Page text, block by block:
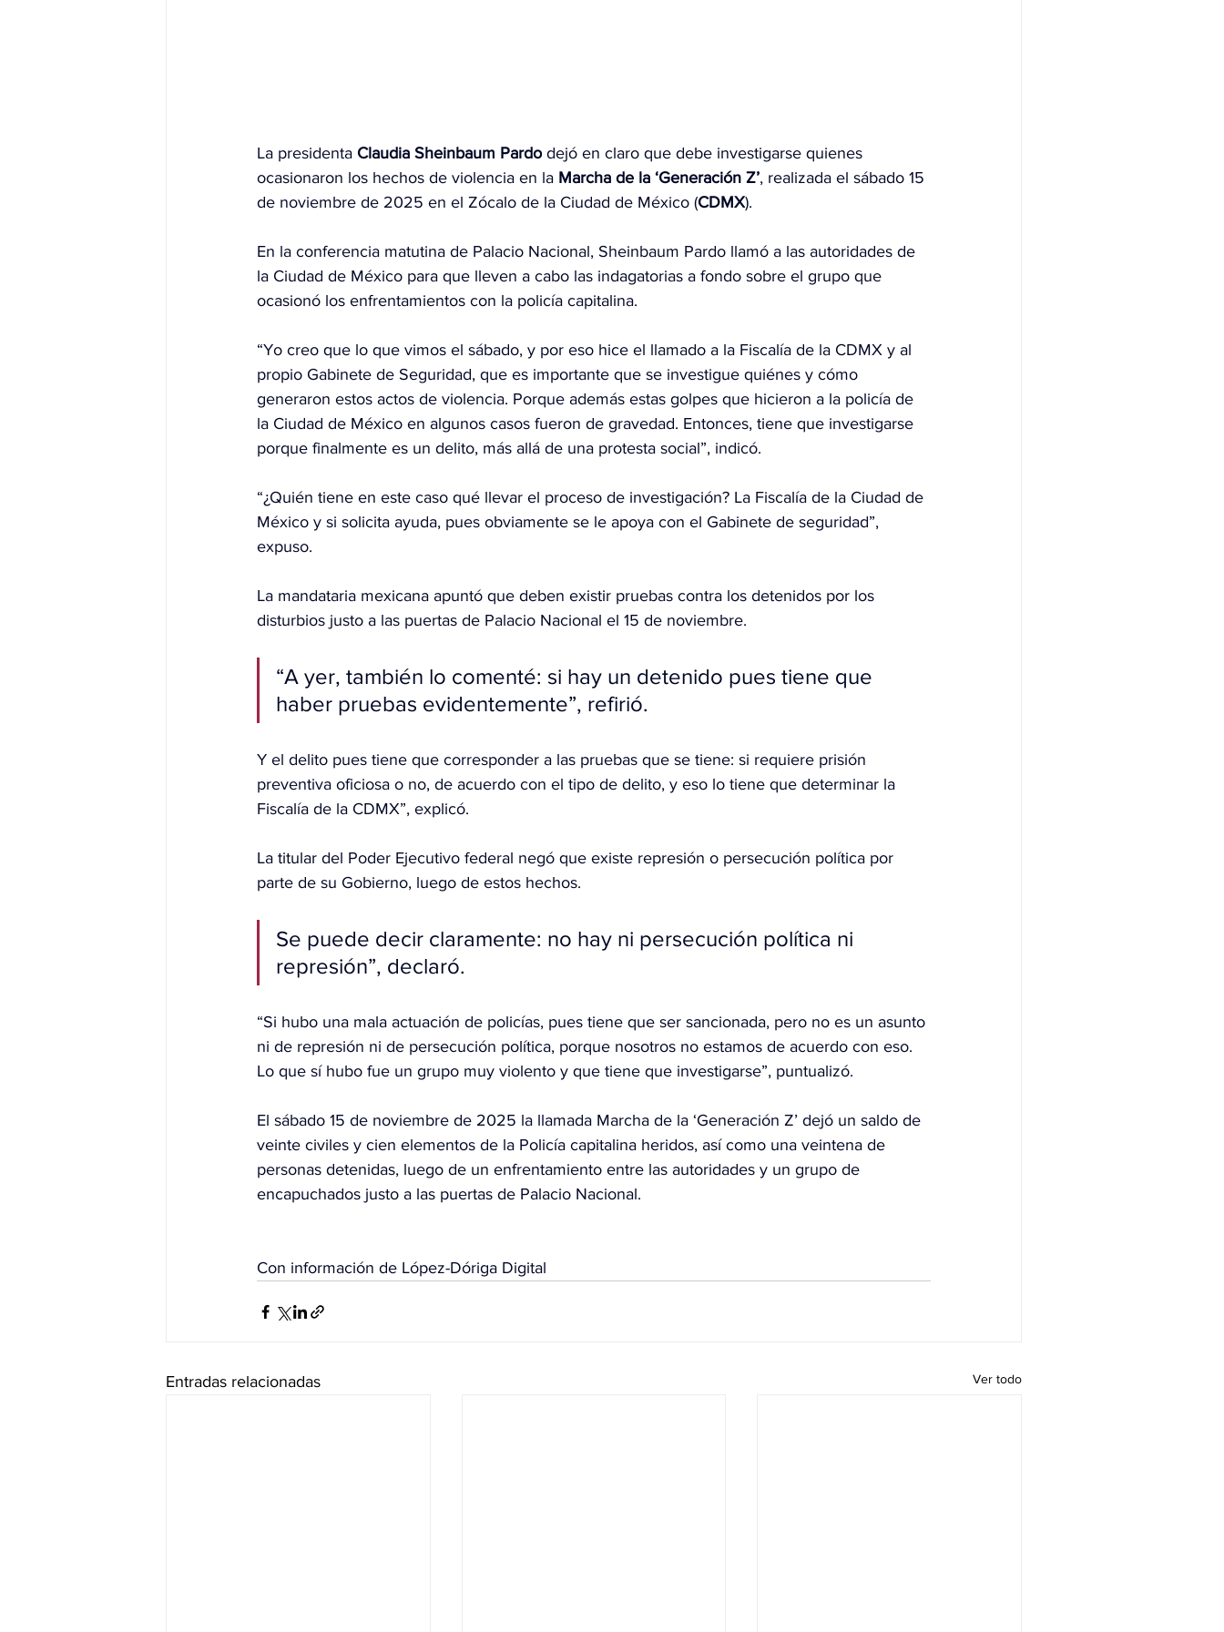
La presidenta Claudia Sheinbaum Pardo dejó en claro que debe investigarse quienes
ocasionaron los hechos de violencia en la Marcha de la ‘Generación Z’, realizada el sábado 15
de noviembre de 2025 en el Zócalo de la Ciudad de México (CDMX).
En la conferencia matutina de Palacio Nacional, Sheinbaum Pardo llamó a las autoridades de
la Ciudad de México para que lleven a cabo las indagatorias a fondo sobre el grupo que
ocasionó los enfrentamientos con la policía capitalina.
“Yo creo que lo que vimos el sábado, y por eso hice el llamado a la Fiscalía de la CDMX y al
propio Gabinete de Seguridad, que es importante que se investigue quiénes y cómo
generaron estos actos de violencia. Porque además estas golpes que hicieron a la policía de
la Ciudad de México en algunos casos fueron de gravedad. Entonces, tiene que investigarse
porque finalmente es un delito, más allá de una protesta social”, indicó.
“¿Quién tiene en este caso qué llevar el proceso de investigación? La Fiscalía de la Ciudad de
México y si solicita ayuda, pues obviamente se le apoya con el Gabinete de seguridad”,
expuso.
La mandataria mexicana apuntó que deben existir pruebas contra los detenidos por los
disturbios justo a las puertas de Palacio Nacional el 15 de noviembre.
“A yer, también lo comenté: si hay un detenido pues tiene que
haber pruebas evidentemente”, refirió.
Y el delito pues tiene que corresponder a las pruebas que se tiene: si requiere prisión
preventiva oficiosa o no, de acuerdo con el tipo de delito, y eso lo tiene que determinar la
Fiscalía de la CDMX”, explicó.
La titular del Poder Ejecutivo federal negó que existe represión o persecución política por
parte de su Gobierno, luego de estos hechos.
Se puede decir claramente: no hay ni persecución política ni
represión”, declaró.
“Si hubo una mala actuación de policías, pues tiene que ser sancionada, pero no es un asunto
ni de represión ni de persecución política, porque nosotros no estamos de acuerdo con eso.
Lo que sí hubo fue un grupo muy violento y que tiene que investigarse”, puntualizó.
El sábado 15 de noviembre de 2025 la llamada Marcha de la ‘Generación Z’ dejó un saldo de
veinte civiles y cien elementos de la Policía capitalina heridos, así como una veintena de
personas detenidas, luego de un enfrentamiento entre las autoridades y un grupo de
encapuchados justo a las puertas de Palacio Nacional.
Con información de López-Dóriga Digital
Entradas relacionadas Ver todo